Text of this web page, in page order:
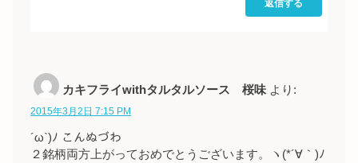
返信する
カキフライwithタルタルソース 桜味 より:
2015年3月2日 7:15 PM
´ω`)ﾉ こんぬづわ
２銘柄両方上がっておめでとうございます。ヽ(*´∀｀)ﾉ